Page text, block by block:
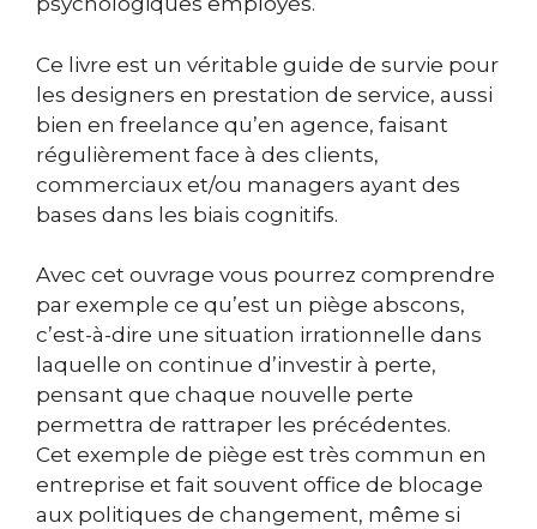
Ce livre est un véritable guide de survie pour
les designers en prestation de service, aussi
bien en freelance qu’en agence, faisant
régulièrement face à des clients,
commerciaux et/ou managers ayant des
bases dans les biais cognitifs.
Avec cet ouvrage vous pourrez comprendre
par exemple ce qu’est un piège abscons,
c’est-à-dire une situation irrationnelle dans
laquelle on continue d’investir à perte,
pensant que chaque nouvelle perte
permettra de rattraper les précédentes.
Cet exemple de piège est très commun en
entreprise et fait souvent office de blocage
aux politiques de changement, même si